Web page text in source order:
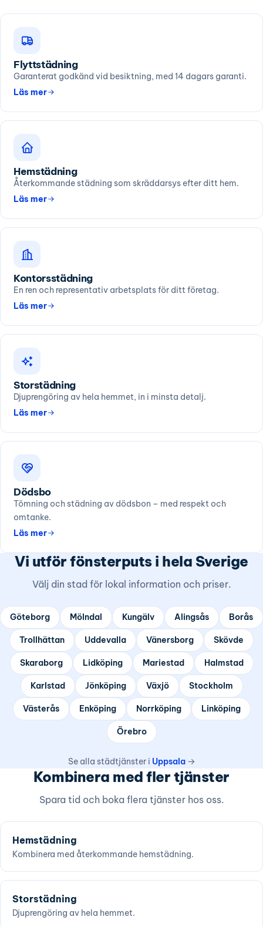
Flyttstädning
Garanterat godkänd vid besiktning, med 14 dagars garanti.
Läs mer
Hemstädning
Återkommande städning som skräddarsys efter ditt hem.
Läs mer
Kontorsstädning
En ren och representativ arbetsplats för ditt företag.
Läs mer
Storstädning
Djuprengöring av hela hemmet, in i minsta detalj.
Läs mer
Dödsbo
Tömning och städning av dödsbon – med respekt och
omtanke.
Läs mer
Vi utför fönsterputs i hela Sverige
Välj din stad för lokal information och priser.
Göteborg Mölndal Kungälv Alingsås Borås
Trollhättan Uddevalla Vänersborg Skövde
Skaraborg Lidköping Mariestad Halmstad
Karlstad Jönköping Växjö Stockholm
Västerås Enköping Norrköping Linköping
Örebro
Se alla städtjänster i Uppsala→
Kombinera med fler tjänster
Spara tid och boka flera tjänster hos oss.
Hemstädning
Kombinera med återkommande hemstädning.
Storstädning
Djuprengöring av hela hemmet.